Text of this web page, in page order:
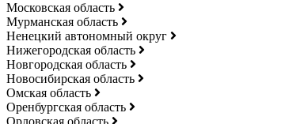
Московская область
Мурманская область
Ненецкий автономный округ
Нижегородская область
Новгородская область
Новосибирская область
Омская область
Оренбургская область